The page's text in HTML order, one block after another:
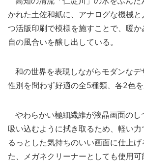
かれた土佐和紙に、アナログな機械
つ活版印刷で模様を施すことで、暖
自の風合いを醸し出している。
和の世界を表現しながらモダンなデ
性別を問わず好適の全5種類、各2色を
やわらかい極細繊維が液晶画面のし
吸い込むように拭き取るため、軽い
るっとした気持ちのいい画面に仕上げ
た、メガネクリーナーとしても使用可